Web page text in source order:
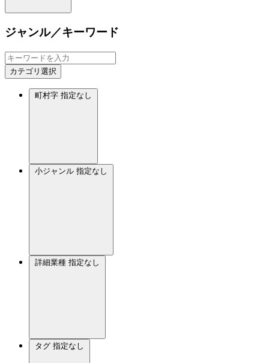
ジャンル／キーワード
カテゴリ選択
町村字 指定なし
小ジャンル 指定なし
詳細業種 指定なし
タグ 指定なし